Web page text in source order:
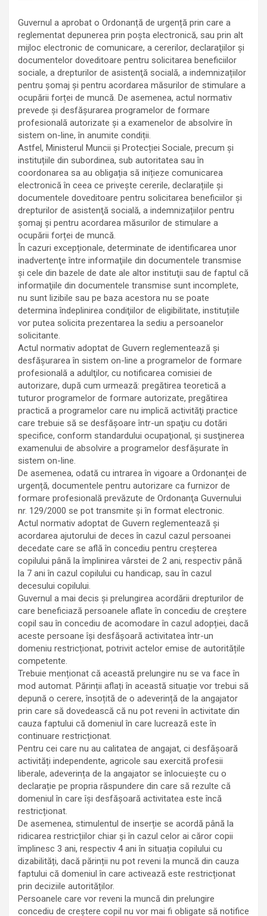
Guvernul a aprobat o Ordonanță de urgență prin care a
reglementat depunerea prin poșta electronică, sau prin alt
mijloc electronic de comunicare, a cererilor, declaraţiilor şi
documentelor doveditoare pentru solicitarea beneficiilor
sociale, a drepturilor de asistenţă socială, a indemnizațiilor
pentru șomaj și pentru acordarea măsurilor de stimulare a
ocupării forței de muncă. De asemenea, actul normativ
prevede și desfășurarea programelor de formare
profesională autorizate și a examenelor de absolvire în
sistem on-line, în anumite condiții.
Astfel, Ministerul Muncii și Protecției Sociale, precum și
instituțiile din subordinea, sub autoritatea sau în
coordonarea sa au obligația să inițieze comunicarea
electronică în ceea ce privește cererile, declarațiile și
documentele doveditoare pentru solicitarea beneficiilor și
drepturilor de asistenţă socială, a indemnizațiilor pentru
șomaj și pentru acordarea măsurilor de stimulare a
ocupării forței de muncă.
În cazuri excepționale, determinate de identificarea unor
inadvertenţe între informaţiile din documentele transmise
şi cele din bazele de date ale altor instituţii sau de faptul că
informaţiile din documentele transmise sunt incomplete,
nu sunt lizibile sau pe baza acestora nu se poate
determina îndeplinirea condiţiilor de eligibilitate, instituțiile
vor putea solicita prezentarea la sediu a persoanelor
solicitante.
Actul normativ adoptat de Guvern reglementează și
desfășurarea în sistem on-line a programelor de formare
profesională a adulţilor, cu notificarea comisiei de
autorizare, după cum urmează: pregătirea teoretică a
tuturor programelor de formare autorizate, pregătirea
practică a programelor care nu implică activităţi practice
care trebuie să se desfăşoare într-un spaţiu cu dotări
specifice, conform standardului ocupaţional, și susţinerea
examenului de absolvire a programelor desfăşurate în
sistem on-line.
De asemenea, odată cu intrarea în vigoare a Ordonanței de
urgență, documentele pentru autorizare ca furnizor de
formare profesională prevăzute de Ordonanţa Guvernului
nr. 129/2000 se pot transmite şi în format electronic.
Actul normativ adoptat de Guvern reglementează și
acordarea ajutorului de deces în cazul cazul persoanei
decedate care se află în concediu pentru creşterea
copilului până la împlinirea vârstei de 2 ani, respectiv până
la 7 ani în cazul copilului cu handicap, sau în cazul
decesului copilului.
Guvernul a mai decis și prelungirea acordării drepturilor de
care beneficiază persoanele aflate în concediu de creștere
copil sau în concediu de acomodare în cazul adopției, dacă
aceste persoane își desfășoară activitatea într-un
domeniu restricționat, potrivit actelor emise de autoritățile
competente.
Trebuie menționat că această prelungire nu se va face în
mod automat. Părinții aflați în această situație vor trebui să
depună o cerere, însoțită de o adeverință de la angajator
prin care să dovedească că nu pot reveni în activitate din
cauza faptului că domeniul în care lucrează este în
continuare restricționat.
Pentru cei care nu au calitatea de angajat, ci desfășoară
activități independente, agricole sau exercită profesii
liberale, adeverința de la angajator se înlocuiește cu o
declarație pe propria răspundere din care să rezulte că
domeniul în care își desfășoară activitatea este încă
restricționat.
De asemenea, stimulentul de inserție se acordă până la
ridicarea restricțiilor chiar și în cazul celor ai căror copii
împlinesc 3 ani, respectiv 4 ani în situația copilului cu
dizabilități, dacă părinții nu pot reveni la muncă din cauza
faptului că domeniul în care activează este restricționat
prin deciziile autorităților.
Persoanele care vor reveni la muncă din prelungire
concediu de creștere copil nu vor mai fi obligate să notifice